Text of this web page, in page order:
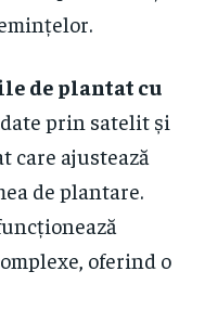
de plantat cu
prin satelit și
care ajustează
de plantare.
oferind o